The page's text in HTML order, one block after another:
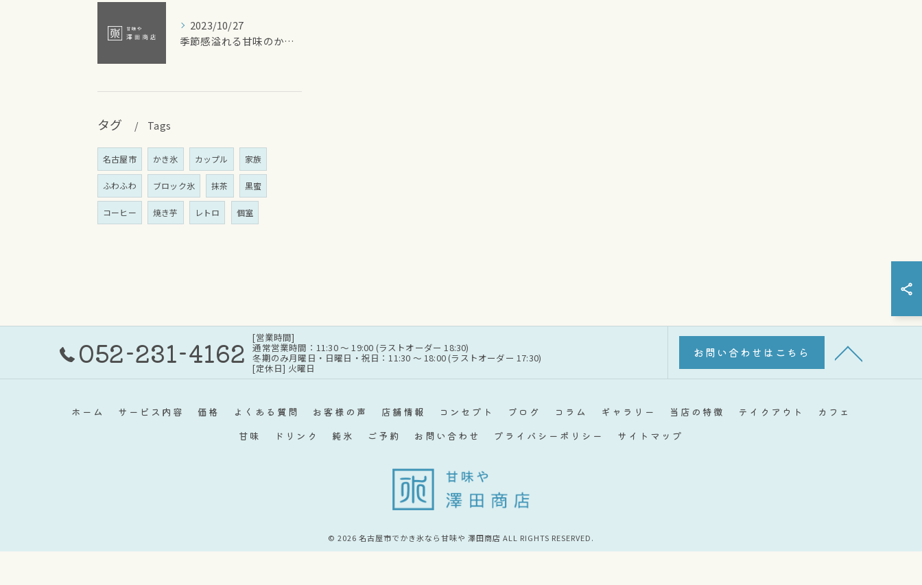
2023/10/27
季節感溢れる甘味のかき氷
タグ Tags
名古屋市 かき氷 カップル 家族
ふわふわ ブロック氷 抹茶 黒蜜
コーヒー 焼き芋 レトロ 個室
052-231-4162 [営業時間]
通常営業時間：11:30 〜 19:00 (ラストオーダー 18:30)
冬期のみ月曜日・日曜日・祝日：11:30 〜 18:00 (ラストオーダー 17:30)
[定休日] 火曜日
お問い合わせはこちら
ホーム サービス内容 価格 よくある質問 お客様の声 店舗情報 コンセプト ブログ コラム ギャラリー 当店の特徴 テイクアウト
カフェ
甘味
ドリンク 純氷 ご予約 お問い合わせ プライバシーポリシー サイトマップ
© 2026 名古屋市でかき氷なら甘味や 澤田商店 ALL RIGHTS RESERVED.